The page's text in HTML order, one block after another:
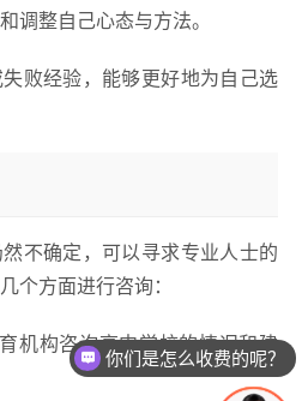
调整自己心态与方法。
败经验，能够更好地为自己选
不确定，可以寻求专业人士的
个方面进行咨询：
机构咨询高中学校的情况和建
你们是怎么收费的呢？